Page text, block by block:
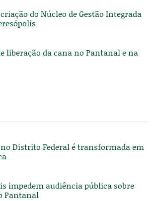
do Núcleo de Gestão Integrada
liberação da cana no Pantanal e na
no Distrito Federal é transformada em
impedem audiência pública sobre
Pantanal